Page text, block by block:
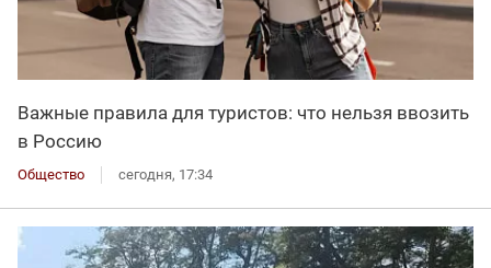
Важные правила для туристов: что нельзя ввозить
в Россию
Общество сегодня, 17:34